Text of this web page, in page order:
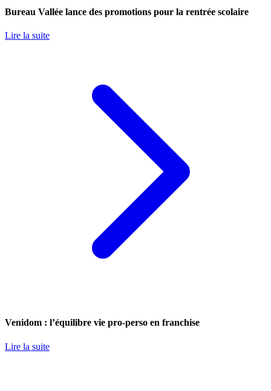
Bureau Vallée lance des promotions pour la rentrée scolaire
Lire la suite
Venidom : l’équilibre vie pro-perso en franchise
Lire la suite